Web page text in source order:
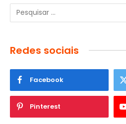
Redes sociais
Facebook
Pinterest